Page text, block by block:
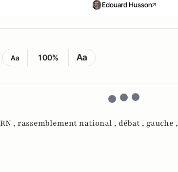
Edouard Husson
Aa 100% Aa
RN , rassemblement national , débat , gauche ,